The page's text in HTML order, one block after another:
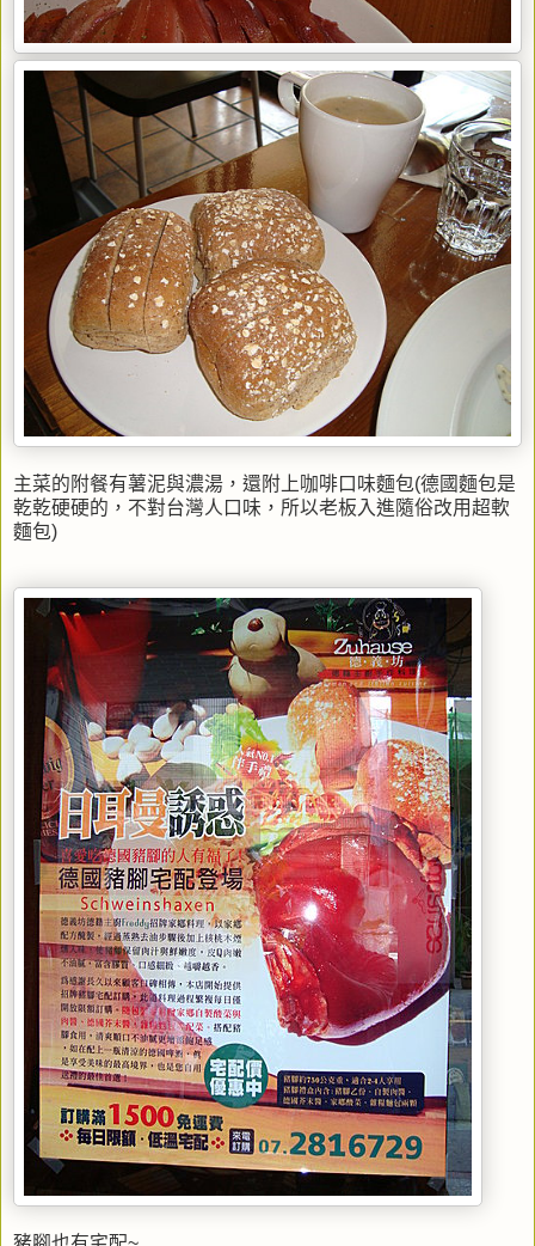
主菜的附餐有薯泥與濃湯，還附上咖啡口味麵包(德國麵包是
乾乾硬硬的，不對台灣人口味，所以老板入進隨俗改用超軟
麵包)